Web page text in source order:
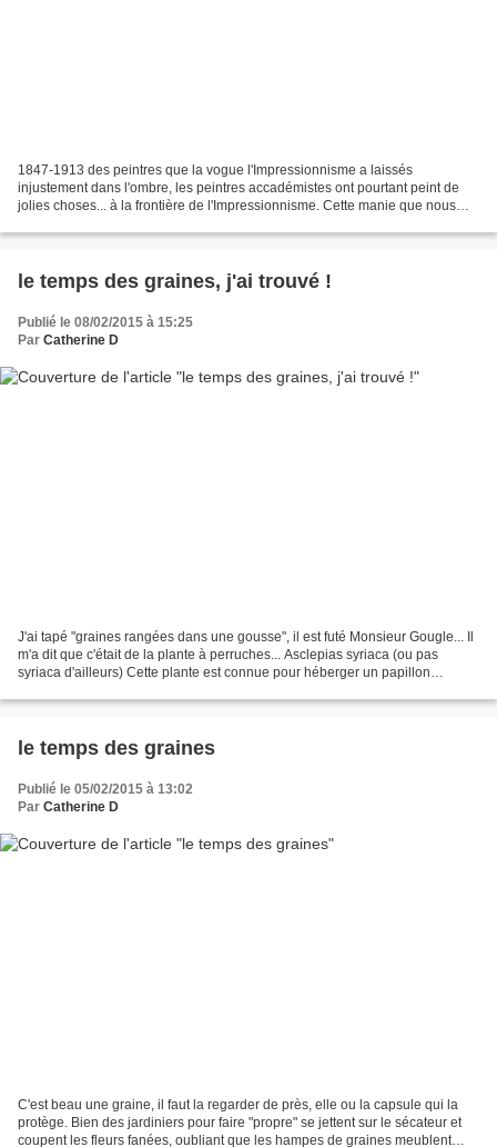
1847-1913 des peintres que la vogue l'Impressionnisme a laissés
injustement dans l'ombre, les peintres accadémistes ont pourtant peint de
jolies choses... à la frontière de l'Impressionnisme. Cette manie que nous
le temps des graines, j'ai trouvé !
Publié le 08/02/2015 à 15:25
Par Catherine D
J'ai tapé "graines rangées dans une gousse", il est futé Monsieur Gougle... Il
m'a dit que c'était de la plante à perruches... Asclepias syriaca (ou pas
syriaca d'ailleurs) Cette plante est connue pour héberger un papillon
le temps des graines
Publié le 05/02/2015 à 13:02
Par Catherine D
C'est beau une graine, il faut la regarder de près, elle ou la capsule qui la
protège. Bien des jardiniers pour faire "propre" se jettent sur le sécateur et
coupent les fleurs fanées, oubliant que les hampes de graines meublent